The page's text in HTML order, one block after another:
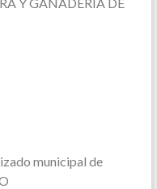
municipal de